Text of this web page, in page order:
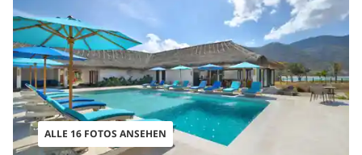
ALLE 16 FOTOS ANSEHEN